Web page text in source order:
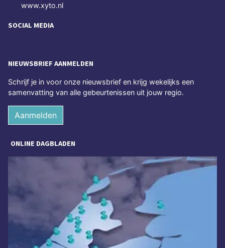
www.xyto.nl
SOCIAL MEDIA
NIEUWSBRIEF AANMELDEN
Schrijf je in voor onze nieuwsbrief en krijg wekelijks een
samenvatting van alle gebeurtenissen uit jouw regio.
Aanmelden
ONLINE DAGBLADEN